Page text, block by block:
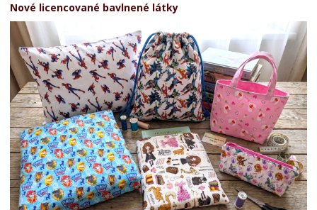
Nové licencované bavlnené látky